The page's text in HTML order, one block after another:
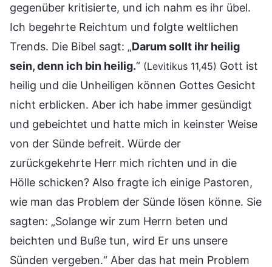
gegenüber kritisierte, und ich nahm es ihr übel.
Ich begehrte Reichtum und folgte weltlichen
Trends. Die Bibel sagt: „Darum sollt ihr heilig
sein, denn ich bin heilig.“ (Levitikus 11,45) Gott ist
heilig und die Unheiligen können Gottes Gesicht
nicht erblicken. Aber ich habe immer gesündigt
und gebeichtet und hatte mich in keinster Weise
von der Sünde befreit. Würde der
zurückgekehrte Herr mich richten und in die
Hölle schicken? Also fragte ich einige Pastoren,
wie man das Problem der Sünde lösen könne. Sie
sagten: „Solange wir zum Herrn beten und
beichten und Buße tun, wird Er uns unsere
Sünden vergeben.“ Aber das hat mein Problem